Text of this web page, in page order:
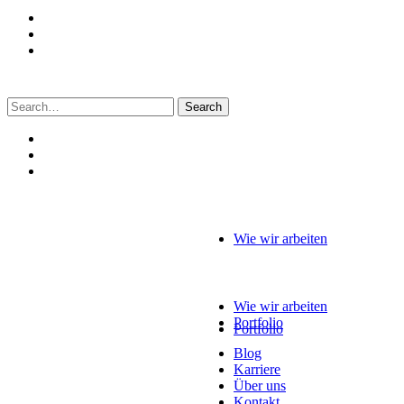
Search
for:
Wie wir arbeiten
Portfolio
Wie wir arbeiten
Portfolio
Blog
Karriere
Über uns